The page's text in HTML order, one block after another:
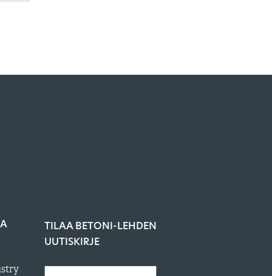
TILAA BETONI-LEHDEN
UUTISKIRJE